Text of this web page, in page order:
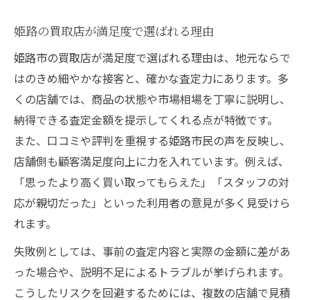
姫路の買取店が満足度で選ばれる理由
姫路市の買取店が満足度で選ばれる理由は、地元ならで
はのきめ細やかな接客と、確かな査定力にあります。多
くの店舗では、商品の状態や市場相場を丁寧に説明し、
納得できる査定金額を提示してくれる点が特徴です。
また、口コミや評判を重視する姫路市民の声を反映し、
店舗側も顧客満足度向上に力を入れています。例えば、
「思ったより高く買い取ってもらえた」「スタッフの対
応が親切だった」といった利用者の意見が多く見受けら
れます。
失敗例としては、事前の査定内容と実際の金額に差があ
った場合や、説明不足によるトラブルが挙げられます。
こうしたリスクを回避するためには、複数の店舗で見積